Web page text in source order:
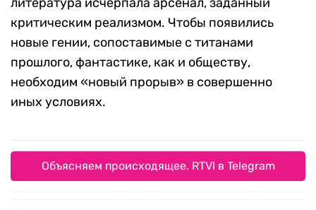
критическим реализмом. Чтобы появились
новые гении, сопоставимые с титанами
прошлого, фантастике, как и обществу,
необходим «новый прорыв» в совершенно
иных условиях.
Объясняем происходящее. RTVI в Telegram